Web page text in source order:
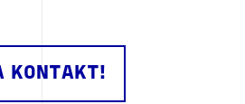
KONTAKT!